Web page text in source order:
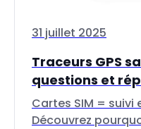
31 juillet 2025
Traceurs GPS
questions et
Cartes SIM = suivi
Découvrez